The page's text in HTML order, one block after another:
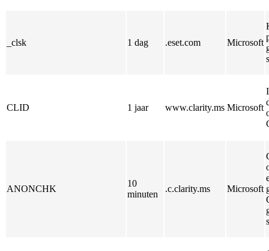
_clsk 1 dag .eset.com Microsoft
CLID 1 jaar www.clarity.ms Microsoft
ANONCHK
10
minuten
.c.clarity.ms Microsoft